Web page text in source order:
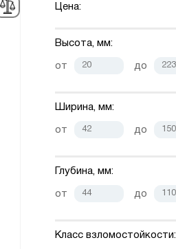
Цена:
Высота, мм:
от до
Ширина, мм:
от до
Глубина, мм:
от до
Класс взломостойкости: